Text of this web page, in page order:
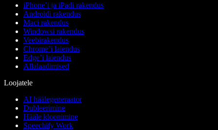
iPhone’i ja iPadi rakendus
Androidi rakendus
Maci rakendus
Windowsi rakendus
Veebirakendus
Chrome’i laiendus
Edge’i laiendus
Allalaadimised
Loojatele
AI häälegeneraator
Dubleerimine
Hääle kloonimine
Speechify Work